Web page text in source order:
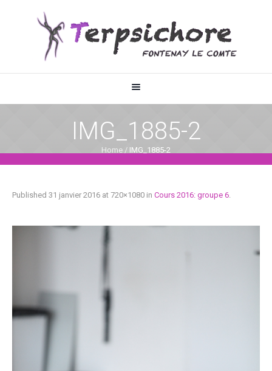
IMG_1885-2
Home / IMG_1885-2
Published 31 janvier 2016 at 720×1080 in Cours 2016: groupe 6.